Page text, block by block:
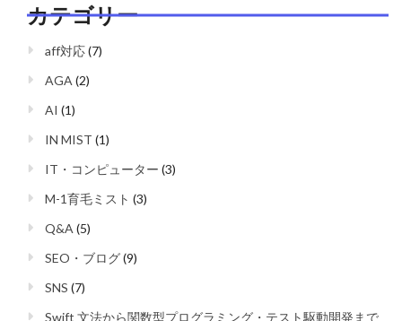
カテゴリー
aff対応(7)
AGA (2)
AI (1)
IN MIST (1)
IT・コンピューター (3)
M-1育毛ミスト (3)
Q&A (5)
SEO・ブログ(9)
SNS (7)
Swift 文法から関数型プログラミング・テスト駆動開発まで